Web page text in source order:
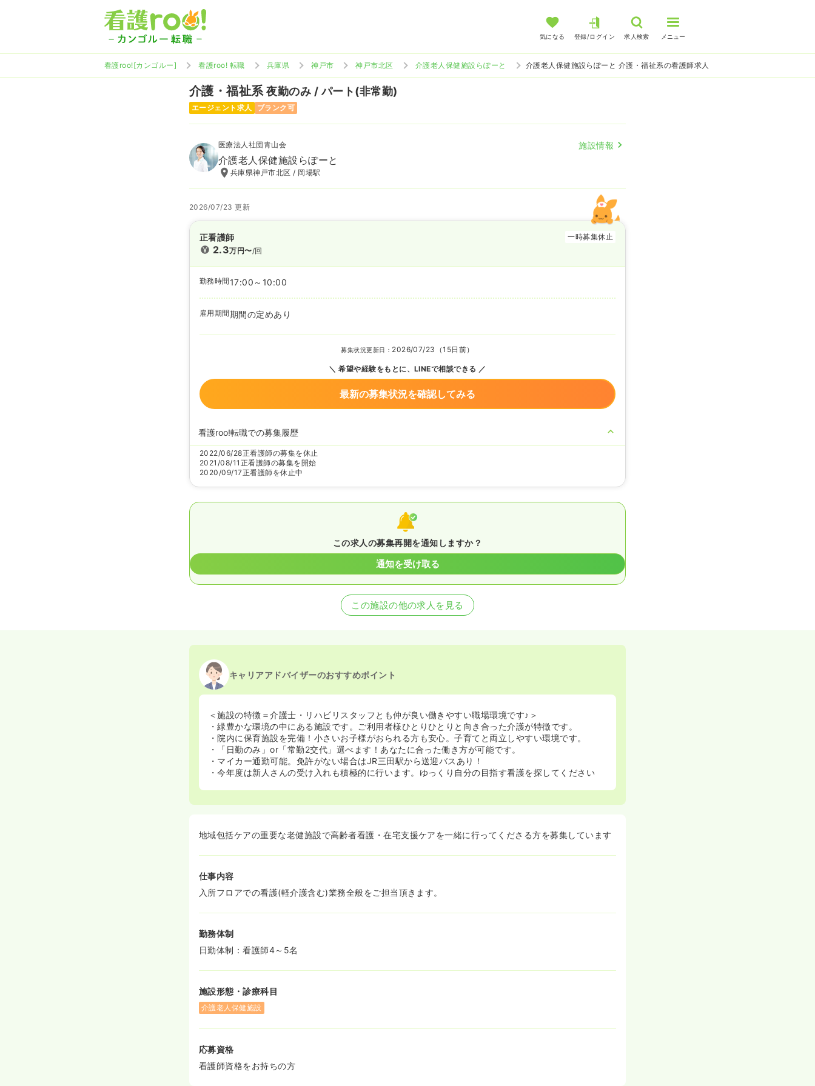
気になる 登録/ログイン 求人検索 メニュー
看護roo![カンゴルー] 看護roo! 転職 兵庫県 神戸市 神戸市北区 介護老人保健施設らぽーと 介護老人保健施設らぽーと 介護・福祉系の看護師求人
介護・福祉系夜勤のみ / パート(非常勤)
エージェント求人 ブランク可
医療法人社団青山会 施設情報
介護老人保健施設らぽーと
兵庫県神戸市北区 / 岡場駅
2026/07/23 更新
正看護師 一時募集休止
2.3万円〜/回
勤務時間 17:00～10:00
雇用期間期間の定めあり
募集状況更新日： 2026/07/23（15日前）
希望や経験をもとに、LINEで相談できる
最新の募集状況を確認してみる
看護roo!転職での募集履歴
2022/06/28正看護師の募集を休止
2021/08/11 正看護師の募集を開始
2020/09/17正看護師を休止中
この求人の募集再開を通知しますか？
通知を受け取る
この施設の他の求人を見る
キャリアアドバイザーのおすすめポイント
＜施設の特徴＝介護士・リハビリスタッフとも仲が良い働きやすい職場環境です♪＞
・緑豊かな環境の中にある施設です。ご利用者様ひとりひとりと向き合った介護が特徴です。
・院内に保育施設を完備！小さいお子様がおられる方も安心。子育てと両立しやすい環境です。
・「日勤のみ」or「常勤2交代」選べます！あなたに合った働き方が可能です。
・マイカー通勤可能。免許がない場合はJR三田駅から送迎バスあり！
・今年度は新人さんの受け入れも積極的に行います。ゆっくり自分の目指す看護を探してください
地域包括ケアの重要な老健施設で高齢者看護・在宅支援ケアを一緒に行ってくださる方を募集しています
仕事内容
入所フロアでの看護(軽介護含む)業務全般をご担当頂きます。
勤務体制
日勤体制：看護師4～5名
施設形態・診療科目
介護老人保健施設
応募資格
看護師資格をお持ちの方